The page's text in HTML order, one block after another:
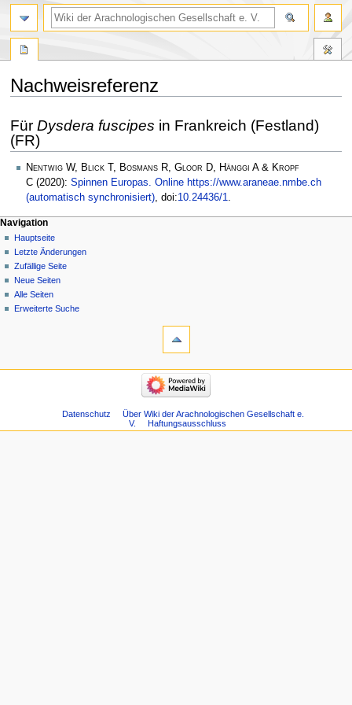
Nachweisreferenz
Navigation
springen
Suche
springen
Für Dysdera fuscipes in Frankreich (Festland)
(FR)
Nentwig W, Blick T, Bosmans R, Gloor D, Hänggi A & Kropf
C (2020): Spinnen Europas. Online https://www.araneae.nmbe.ch
(automatisch synchronisiert), doi:10.24436/1.
Navigation
Hauptseite
Letzte Änderungen
Zufällige Seite
Neue Seiten
Alle Seiten
Erweiterte Suche
Datenschutz
Über Wiki der Arachnologischen Gesellschaft e.
V.
Haftungsausschluss